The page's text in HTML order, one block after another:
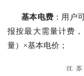
基本电费 ：用户
报按最大需量计费
量）×基本电价；